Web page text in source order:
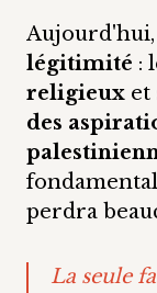
Aujourd'hui,
légitimité :
religieux et
des
perdra
La seule